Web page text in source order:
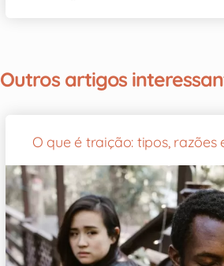
Outros artigos
O que é traição: tipos, razões